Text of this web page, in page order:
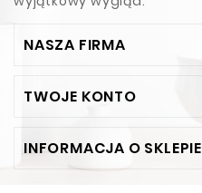
NASZA FIRMA
TWOJE KONTO
INFORMACJA O SKLEPIE